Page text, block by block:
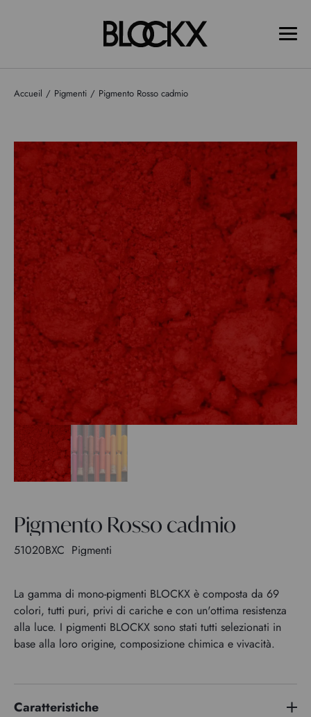
Accueil Pigmenti Pigmento Rosso cadmio
Pigmento Rosso cadmio
51020BXC Pigmenti
La gamma di mono-pigmenti BLOCKX è composta da 69
colori, tutti puri, privi di cariche e con un'ottima resistenza
alla luce. I pigmenti BLOCKX sono stati tutti selezionati in
base alla loro origine, composizione chimica e vivacità.
Caratteristiche